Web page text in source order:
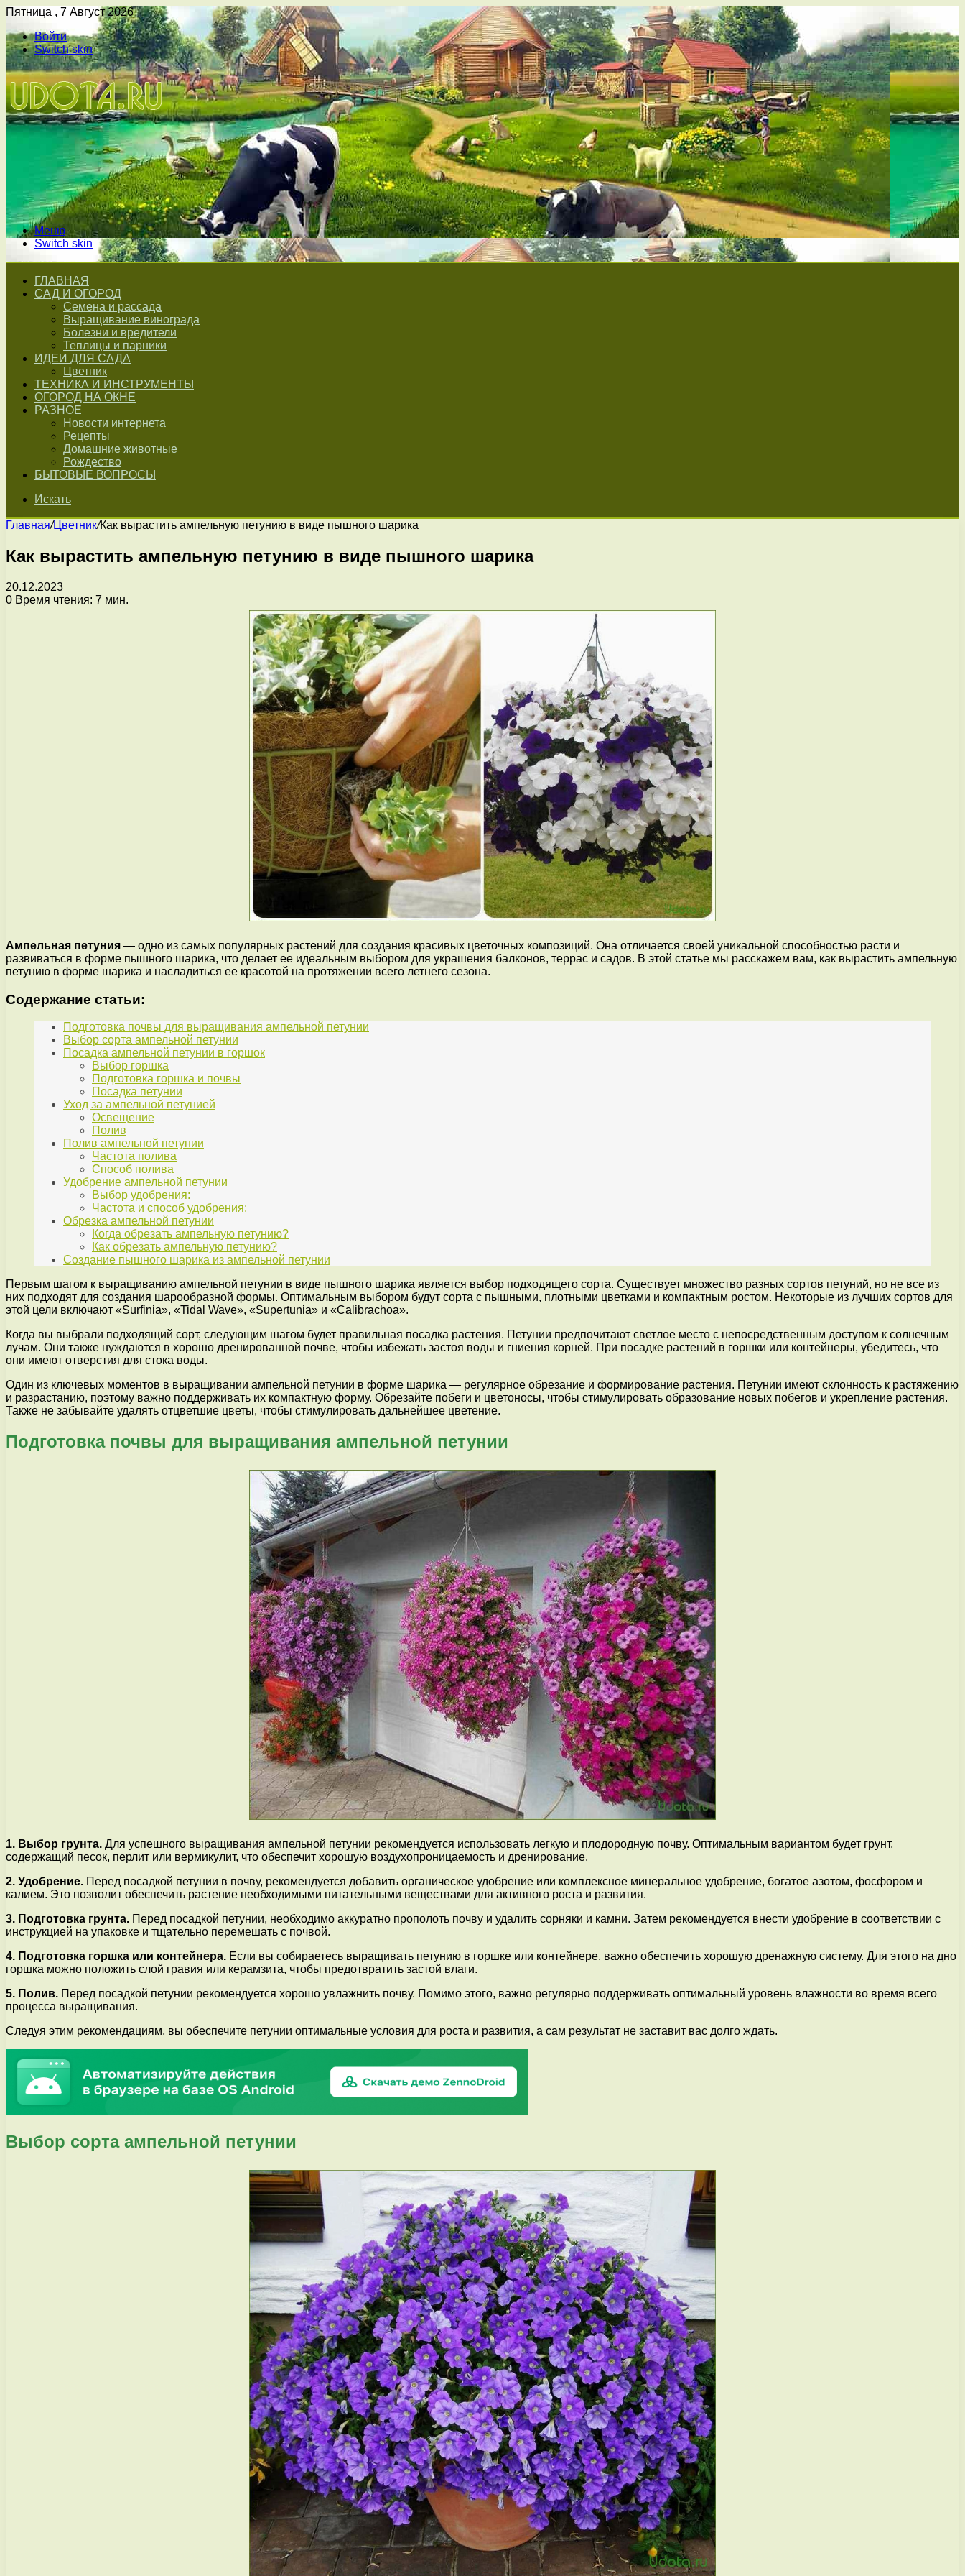
Пятница , 7 Август 2026
Войти
Switch skin
Меню
Switch skin
ГЛАВНАЯ
САД И ОГОРОД
Семена и рассада
Выращивание винограда
Болезни и вредители
Теплицы и парники
ИДЕИ ДЛЯ САДА
Цветник
ТЕХНИКА И ИНСТРУМЕНТЫ
ОГОРОД НА ОКНЕ
РАЗНОЕ
Новости интернета
Рецепты
Домашние животные
Рождество
БЫТОВЫЕ ВОПРОСЫ
Искать
Главная/Цветник/Как вырастить ампельную петунию в виде пышного шарика
Как вырастить ампельную петунию в виде пышного шарика
20.12.2023
0 Время чтения: 7 мин.
Ампельная петуния — одно из самых популярных растений для создания красивых цветочных композиций. Она отличается своей уникальной способностью расти и
развиваться в форме пышного шарика, что делает ее идеальным выбором для украшения балконов, террас и садов. В этой статье мы расскажем вам, как вырастить ампельную
петунию в форме шарика и насладиться ее красотой на протяжении всего летнего сезона.
Содержание статьи:
Подготовка почвы для выращивания ампельной петунии
Выбор сорта ампельной петунии
Посадка ампельной петунии в горшок
Выбор горшка
Подготовка горшка и почвы
Посадка петунии
Уход за ампельной петунией
Освещение
Полив
Полив ампельной петунии
Частота полива
Способ полива
Удобрение ампельной петунии
Выбор удобрения:
Частота и способ удобрения:
Обрезка ампельной петунии
Когда обрезать ампельную петунию?
Как обрезать ампельную петунию?
Создание пышного шарика из ампельной петунии
Первым шагом к выращиванию ампельной петунии в виде пышного шарика является выбор подходящего сорта. Существует множество разных сортов петуний, но не все из
них подходят для создания шарообразной формы. Оптимальным выбором будут сорта с пышными, плотными цветками и компактным ростом. Некоторые из лучших сортов для
этой цели включают «Surfinia», «Tidal Wave», «Supertunia» и «Calibrachoa».
Когда вы выбрали подходящий сорт, следующим шагом будет правильная посадка растения. Петунии предпочитают светлое место с непосредственным доступом к солнечным
лучам. Они также нуждаются в хорошо дренированной почве, чтобы избежать застоя воды и гниения корней. При посадке растений в горшки или контейнеры, убедитесь, что
они имеют отверстия для стока воды.
Один из ключевых моментов в выращивании ампельной петунии в форме шарика — регулярное обрезание и формирование растения. Петунии имеют склонность к растяжению
и разрастанию, поэтому важно поддерживать их компактную форму. Обрезайте побеги и цветоносы, чтобы стимулировать образование новых побегов и укрепление растения.
Также не забывайте удалять отцветшие цветы, чтобы стимулировать дальнейшее цветение.
Подготовка почвы для выращивания ампельной петунии
1. Выбор грунта. Для успешного выращивания ампельной петунии рекомендуется использовать легкую и плодородную почву. Оптимальным вариантом будет грунт,
содержащий песок, перлит или вермикулит, что обеспечит хорошую воздухопроницаемость и дренирование.
2. Удобрение. Перед посадкой петунии в почву, рекомендуется добавить органическое удобрение или комплексное минеральное удобрение, богатое азотом, фосфором и
калием. Это позволит обеспечить растение необходимыми питательными веществами для активного роста и развития.
3. Подготовка грунта. Перед посадкой петунии, необходимо аккуратно прополоть почву и удалить сорняки и камни. Затем рекомендуется внести удобрение в соответствии с
инструкцией на упаковке и тщательно перемешать с почвой.
4. Подготовка горшка или контейнера. Если вы собираетесь выращивать петунию в горшке или контейнере, важно обеспечить хорошую дренажную систему. Для этого на дно
горшка можно положить слой гравия или керамзита, чтобы предотвратить застой влаги.
5. Полив. Перед посадкой петунии рекомендуется хорошо увлажнить почву. Помимо этого, важно регулярно поддерживать оптимальный уровень влажности во время всего
процесса выращивания.
Следуя этим рекомендациям, вы обеспечите петунии оптимальные условия для роста и развития, а сам результат не заставит вас долго ждать.
Выбор сорта ампельной петунии